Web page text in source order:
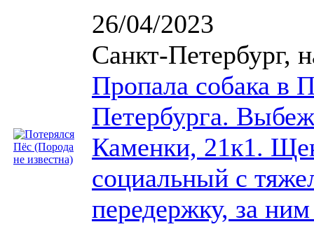
26/04/2023
Санкт-Петербург,
Пропала собака в
Петербурга.
Каменки, 21к1.
социальный с
передержку, за